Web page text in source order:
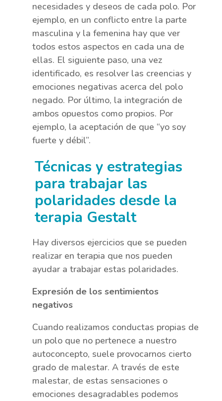
necesidades y deseos de cada polo. Por
ejemplo, en un conflicto entre la parte
masculina y la femenina hay que ver
todos estos aspectos en cada una de
ellas. El siguiente paso, una vez
identificado, es resolver las creencias y
emociones negativas acerca del polo
negado. Por último, la integración de
ambos opuestos como propios. Por
ejemplo, la aceptación de que “yo soy
fuerte y débil”.
Técnicas y estrategias
para trabajar las
polaridades desde la
terapia Gestalt
Hay diversos ejercicios que se pueden
realizar en terapia que nos pueden
ayudar a trabajar estas polaridades.
Expresión de los sentimientos
negativos
Cuando realizamos conductas propias de
un polo que no pertenece a nuestro
autoconcepto, suele provocarnos cierto
grado de malestar. A través de este
malestar, de estas sensaciones o
emociones desagradables podemos